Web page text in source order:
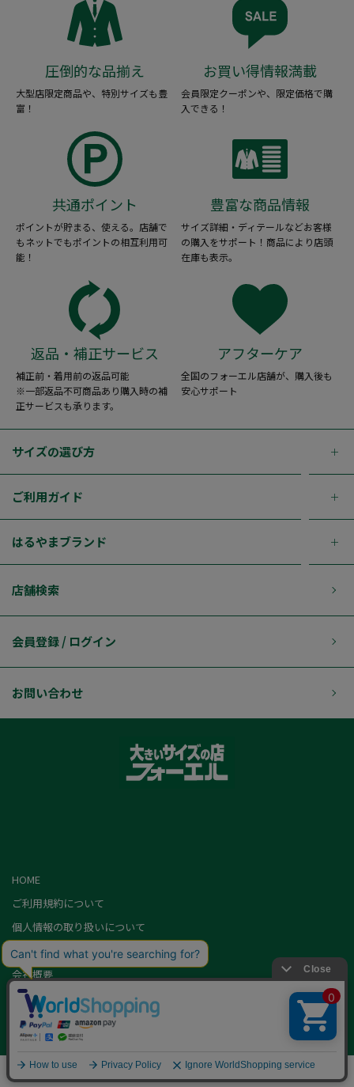
圧倒的な品揃え
大型店限定商品や、特別サイズも豊
富！
お買い得情報満載
会員限定クーポンや、限定価格で購
入できる！
共通ポイント
ポイントが貯まる、使える。店舗で
もネットでもポイントの相互利用可
能！
豊富な商品情報
サイズ詳細・ディテールなどお客様
の購入をサポート！商品により店頭
在庫も表示。
返品・補正サービス
補正前・着用前の返品可能
※一部返品不可商品あり購入時の補
正サービスも承ります。
アフターケア
全国のフォーエル店舗が、購入後も
安心サポート
サイズの選び方
ご利用ガイド
はるやまブランド
店舗検索
会員登録 / ログイン
お問い合わせ
HOME
ご利用規約について
個人情報の取り扱いについて
特定商取引に基づく表記
会社概要
カード会員（情報変更/ポイント照会）
お問い合わせ
Copyright,FOEL All rights Reserved.